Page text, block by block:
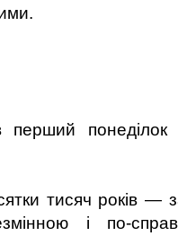
перший понеділок
тисяч років —
і по-